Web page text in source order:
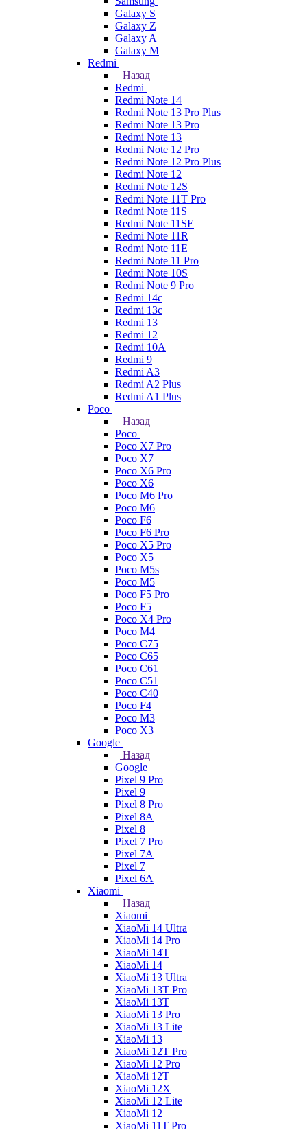
Galaxy S
Galaxy Z
Galaxy A
Galaxy M
Redmi
Назад
Redmi
Redmi Note 14
Redmi Note 13 Pro Plus
Redmi Note 13 Pro
Redmi Note 13
Redmi Note 12 Pro
Redmi Note 12 Pro Plus
Redmi Note 12
Redmi Note 12S
Redmi Note 11T Pro
Redmi Note 11S
Redmi Note 11SE
Redmi Note 11R
Redmi Note 11E
Redmi Note 11 Pro
Redmi Note 10S
Redmi Note 9 Pro
Redmi 14c
Redmi 13c
Redmi 13
Redmi 12
Redmi 10A
Redmi 9
Redmi A3
Redmi A2 Plus
Redmi A1 Plus
Poco
Назад
Poco
Poco X7 Pro
Poco X7
Poco X6 Pro
Poco X6
Poco M6 Pro
Poco M6
Poco F6
Poco F6 Pro
Poco X5 Pro
Poco X5
Poco M5s
Poco M5
Poco F5 Pro
Poco F5
Poco X4 Pro
Poco M4
Poco C75
Poco C65
Poco C61
Poco C51
Poco C40
Poco F4
Poco M3
Poco X3
Google
Назад
Google
Pixel 9 Pro
Pixel 9
Pixel 8 Pro
Pixel 8A
Pixel 8
Pixel 7 Pro
Pixel 7A
Pixel 7
Pixel 6A
Xiaomi
Назад
Xiaomi
XiaoMi 14 Ultra
XiaoMi 14 Pro
XiaoMi 14T
XiaoMi 14
XiaoMi 13 Ultra
XiaoMi 13T Pro
XiaoMi 13T
XiaoMi 13 Pro
XiaoMi 13 Lite
XiaoMi 13
XiaoMi 12T Pro
XiaoMi 12 Pro
XiaoMi 12T
XiaoMi 12X
XiaoMi 12 Lite
XiaoMi 12
XiaoMi 11T Pro